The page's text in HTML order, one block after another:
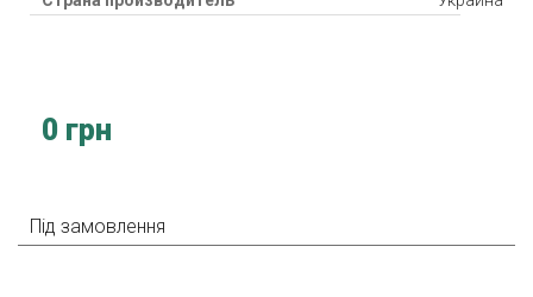
0 грн
Під замовлення